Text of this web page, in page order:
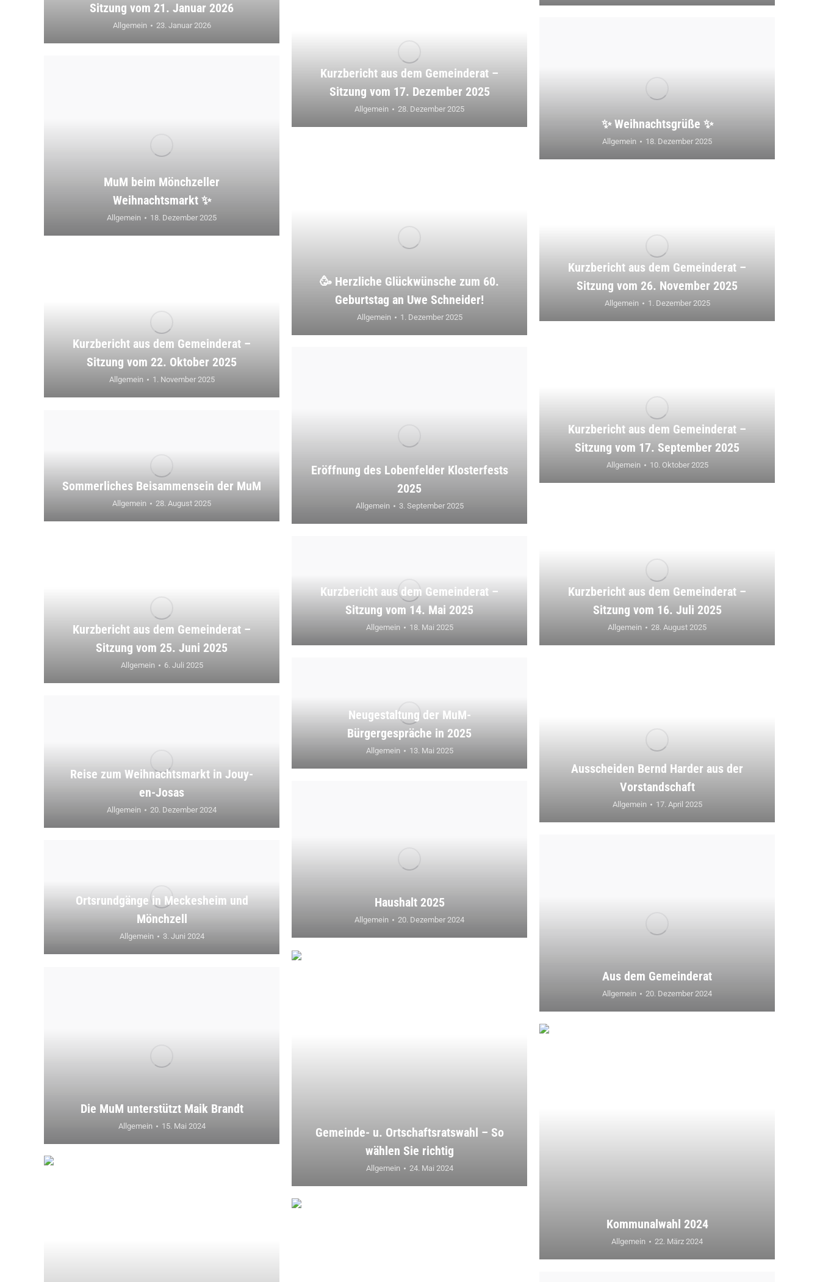
Sitzung vom 21. Januar 2026
Allgemein 23. Januar 2026
Kurzbericht aus dem Gemeinderat –
Sitzung vom 17. Dezember 2025
Allgemein 28. Dezember 2025
✨ Weihnachtsgrüße ✨
Allgemein 18. Dezember 2025
MuM beim Mönchzeller
Weihnachtsmarkt ✨
Allgemein 18. Dezember 2025
🥳 Herzliche Glückwünsche zum 60.
Geburtstag an Uwe Schneider!
Allgemein 1. Dezember 2025
Kurzbericht aus dem Gemeinderat –
Sitzung vom 26. November 2025
Allgemein 1. Dezember 2025
Kurzbericht aus dem Gemeinderat –
Sitzung vom 22. Oktober 2025
Allgemein 1. November 2025
Kurzbericht aus dem Gemeinderat –
Sitzung vom 17. September 2025
Allgemein 10. Oktober 2025
Eröffnung des Lobenfelder Klosterfests
2025
Allgemein 3. September 2025
Sommerliches Beisammensein der MuM
Allgemein 28. August 2025
Kurzbericht aus dem Gemeinderat –
Sitzung vom 16. Juli 2025
Allgemein 28. August 2025
Kurzbericht aus dem Gemeinderat –
Sitzung vom 25. Juni 2025
Allgemein 6. Juli 2025
Kurzbericht aus dem Gemeinderat –
Sitzung vom 14. Mai 2025
Allgemein 18. Mai 2025
Neugestaltung der MuM-
Bürgergespräche in 2025
Allgemein 13. Mai 2025
Ausscheiden Bernd Harder aus der
Vorstandschaft
Allgemein 17. April 2025
Reise zum Weihnachtsmarkt in Jouy-
en-Josas
Allgemein 20. Dezember 2024
Haushalt 2025
Allgemein 20. Dezember 2024
Aus dem Gemeinderat
Allgemein 20. Dezember 2024
Ortsrundgänge in Meckesheim und
Mönchzell
Allgemein 3. Juni 2024
Gemeinde- u. Ortschaftsratswahl – So
wählen Sie richtig
Allgemein 24. Mai 2024
Die MuM unterstützt Maik Brandt
Allgemein 15. Mai 2024
Kommunalwahl 2024
Allgemein 22. März 2024